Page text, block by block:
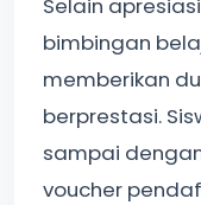
bimbingan
memberikan
berprestasi.
sampai
voucher